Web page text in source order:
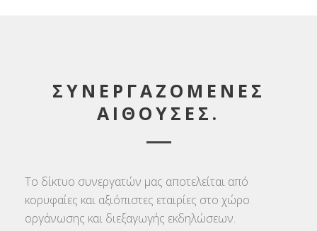
ΣΥΝΕΡΓΑΖΟΜΕΝΕΣ
ΑΙΘΟΥΣΕΣ.
Το δίκτυο συνεργατών μας αποτελείται από
κορυφαίες και αξιόπιστες εταιρίες στο χώρο
οργάνωσης και διεξαγωγής εκδηλώσεων.